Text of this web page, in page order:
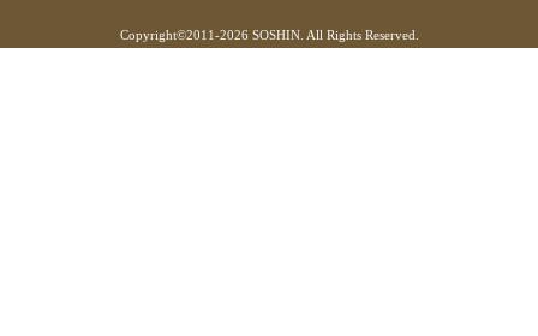
Copyright©2011-2026 SOSHIN. All Rights Reserved.